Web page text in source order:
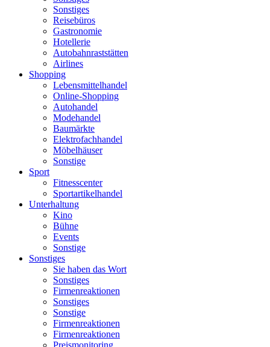
Sonstiges
Reisebüros
Gastronomie
Hotellerie
Autobahnraststätten
Airlines
Shopping
Lebensmittelhandel
Online-Shopping
Autohandel
Modehandel
Baumärkte
Elektrofachhandel
Möbelhäuser
Sonstige
Sport
Fitnesscenter
Sportartikelhandel
Unterhaltung
Kino
Bühne
Events
Sonstige
Sonstiges
Sie haben das Wort
Sonstiges
Firmenreaktionen
Sonstiges
Sonstige
Firmenreaktionen
Firmenreaktionen
Preismonitoring